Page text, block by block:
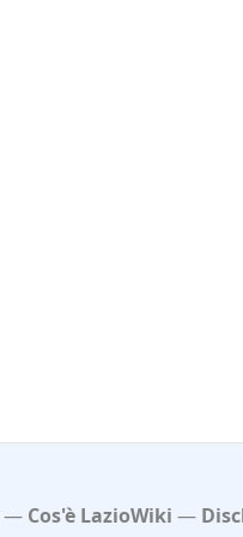
Cos'è LazioWiki